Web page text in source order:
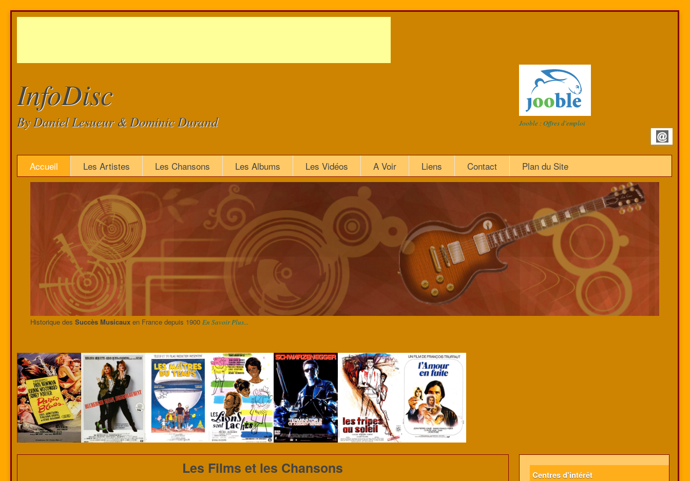
InfoDisc
By Daniel Lesueur & Dominic Durand Jooble : Offres d'emploi
Accueil Les Artistes Les Chansons Les Albums Les Vidéos A Voir Liens Contact Plan du Site
Historique des Succès Musicauxen France depuis 1900 En Savoir Plus...
Les Films et les Chansons Centres d'intérêt